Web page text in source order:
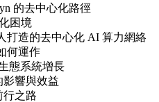
的去中心化路徑
困境
打造的去中心化 AI 算力網絡
何運作
態系統增長
影響與效益
行之路